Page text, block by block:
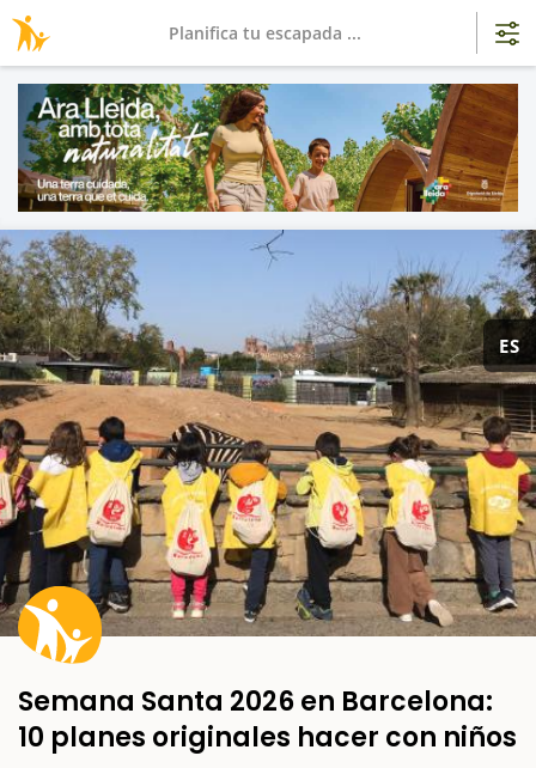
ES
Semana Santa 2026 en Barcelona:
10 planes originales hacer con niños
Planifica tu escapada ...